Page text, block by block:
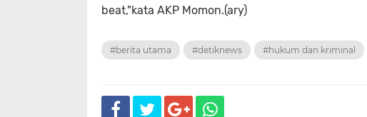
beat,"kata AKP Momon.(ary)
#berita utama #detiknews #hukum dan kriminal